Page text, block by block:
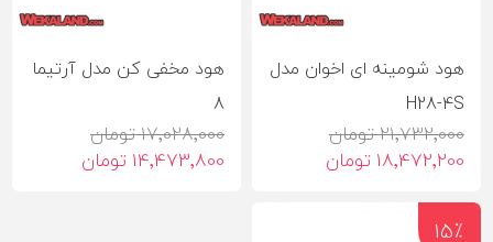
هود شومینه ای اخوان مدل
H28-4S
21٬732٬000 تومان
18٬472٬200 تومان
هود مخفی کن مدل آرتیما
8
17٬028٬000 تومان
14٬473٬800 تومان
15٪